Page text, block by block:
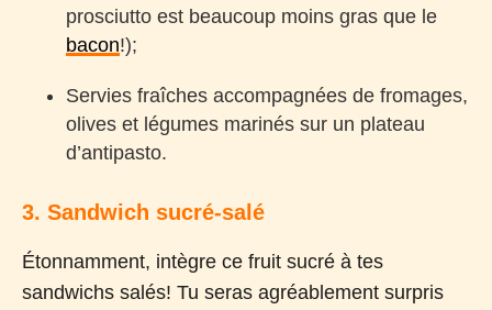
prosciutto est beaucoup moins gras que le
bacon!);
Servies fraîches accompagnées de fromages,
olives et légumes marinés sur un plateau
d’antipasto.
3. Sandwich sucré-salé
Étonnamment, intègre ce fruit sucré à tes
sandwichs salés! Tu seras agréablement surpris